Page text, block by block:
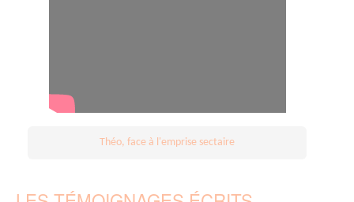
Théo, face à l'emprise sectaire